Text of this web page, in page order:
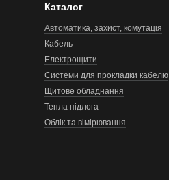
Каталог
Автоматика, захист, комутація
Кабель
Електрощити
Системи для прокладки кабелю
Щитове обладнання
Тепла підлога
Облік та вімірювання